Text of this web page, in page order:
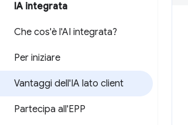
IA integrata
Che cos'è l'AI integrata?
Per iniziare
Vantaggi dell'IA lato client
Partecipa all'EPP